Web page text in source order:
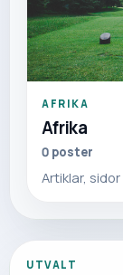
AFRIKA
Afrika
0 poster
Artiklar,
UTVALT